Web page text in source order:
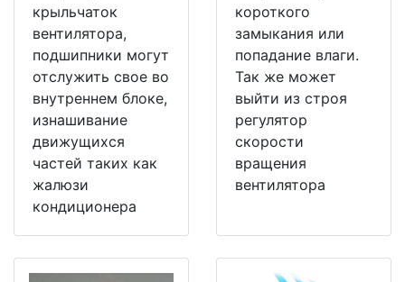
крыльчаток
вентилятора,
подшипники могут
отслужить свое во
внутреннем блоке,
изнашивание
движущихся
частей таких как
жалюзи
кондиционера
короткого
замыкания или
попадание влаги.
Так же может
выйти из строя
регулятор
скорости
вращения
вентилятора